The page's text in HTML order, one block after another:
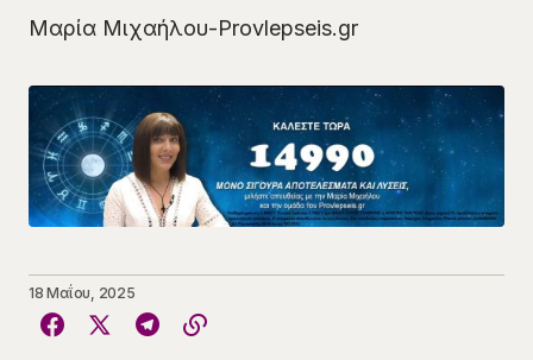
Μαρία Μιχαήλου-Provlepseis.gr
18 Μαΐου, 2025